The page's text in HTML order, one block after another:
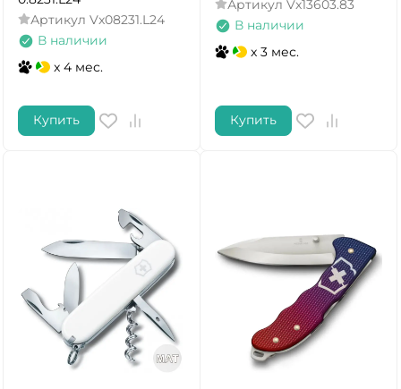
Артикул Vx08231.L24
В наличии
x 4 мес.
Купить
Артикул Vx13603.83
В наличии
x 3 мес.
Купить